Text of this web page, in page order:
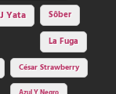
Yata
Sôber
La Fuga
César Strawberry